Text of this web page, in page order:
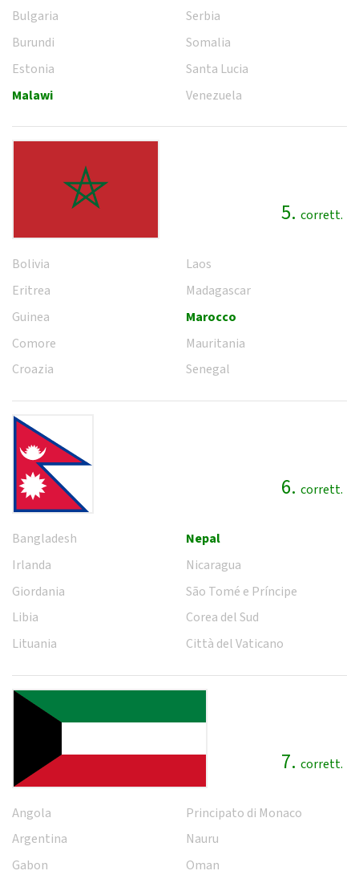
Bulgaria
Burundi
Estonia
Malawi
Serbia
Somalia
Santa Lucia
Venezuela
5. corrett.
Bolivia
Eritrea
Guinea
Comore
Croazia
Laos
Madagascar
Marocco
Mauritania
Senegal
6. corrett.
Bangladesh
Irlanda
Giordania
Libia
Lituania
Nepal
Nicaragua
São Tomé e Príncipe
Corea del Sud
Città del Vaticano
7. corrett.
Angola
Argentina
Gabon
Principato di Monaco
Nauru
Oman